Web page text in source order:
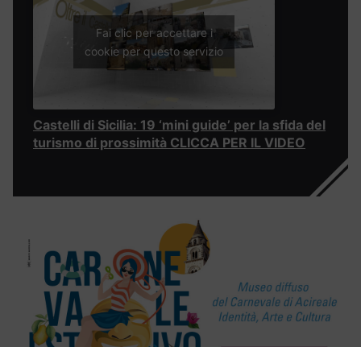
Fai clic per accettare i
cookie per questo servizio
Castelli di Sicilia: 19 ‘mini guide’ per la sfida del
turismo di prossimità CLICCA PER IL VIDEO